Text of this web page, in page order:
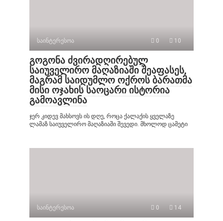
საინტერესოა 0 10
გოგონა ძვირადღირებულ
საიუველირო მაღაზიაში შეაფასეს,
მაგრამ საიდუმლო ოქროს ბარათმა
მისი ოჯახის საოცარი ისტორია
გამოავლინა
ჯერ კიდევ მახსოვს ის დღე, როცა ქალაქის ყველაზე
ლამაზ საიუველირო მაღაზიაში შევედი. მხოლოდ ცამეტი
საინტერესოა 0 14